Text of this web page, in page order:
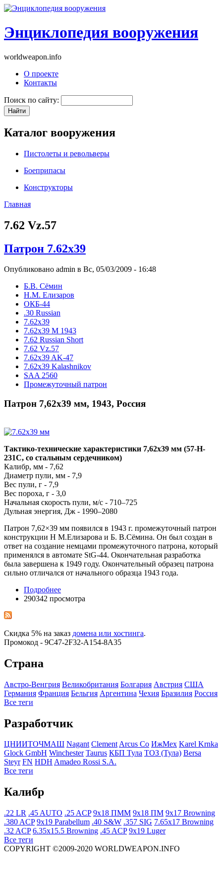
Энциклопедия вооружения
worldweapon.info
О проекте
Контакты
Поиск по сайту:
Каталог вооружения
Пистолеты и револьверы
Боеприпасы
Конструкторы
Главная
7.62 Vz.57
Патрон 7.62х39
Опубликовано admin в Вс, 05/03/2009 - 16:48
Б.В. Сёмин
Н.М. Елизаров
ОКБ-44
.30 Russian
7.62x39
7.62x39 М 1943
7.62 Russian Short
7.62 Vz.57
7.62x39 AK-47
7.62x39 Kalashnikov
SAA 2560
Промежуточный патрон
Патрон 7,62х39 мм, 1943, Россия
Тактико-технические характеристики 7,62х39 мм (57-H-
231C, со стальным сердечником)
Калибр, мм - 7,62
Диаметр пули, мм - 7,9
Вес пули, г - 7,9
Вес пороха, г - 3,0
Начальная скорость пули, м/с - 710–725
Дульная энергия, Дж - 1990–2080
Патрон 7,62×39 мм появился в 1943 г. промежуточный патрон
конструкции Н М.Елизарова и Б. В.Сёмина. Он был создан в
ответ на создание немцами промежуточного патрона, который
применялся в автомате StG-44. Окончательная разработка
была завершена к 1949 году. Окончательный образец патрона
сильно отличался от начального образца 1943 года.
Подробнее
290342 просмотра
Скидка 5% на заказ домена или хостинга.
Промокод - 9C47-2F32-A154-8A35
Страна
Австро-Венгрия Великобритания Болгария Австрия США
Германия Франция Бельгия Аргентина Чехия Бразилия Росcия
Все теги
Разработчик
ЦНИИТОЧМАШ Nagant ClementArcus Co ИжМех Karel Krnka
Glock GmbH Winchester Taurus КБП Тула ТОЗ (Тула) Bersa
Steyr FN HDH Amadeo Rossi S.A.
Все теги
Калибр
.22 LR .45 AUTO .25 ACP 9x18 ПММ 9x18 ПМ 9x17 Browning
.380 ACP 9x19 Parabellum .40 S&W .357 SIG 7.65x17 Browning
.32 ACP 6.35x15.5 Browning .45 ACP 9x19 Luger
Все теги
COPYRIGHT ©2009-2020 WORLDWEAPON.INFO